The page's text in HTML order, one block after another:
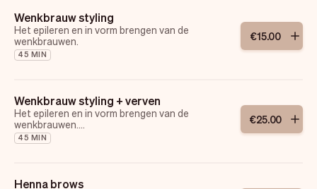
Wenkbrauw styling
Het epileren en in vorm brengen van de
wenkbrauwen.
45 MIN
€15.00
Wenkbrauw styling + verven
Het epileren en in vorm brengen van de
wenkbrauwen.
Inclusief mapping (het uitmeten en gelijkmaken
van de wenkbrauwen).
45 MIN
€25.00
Henna brows